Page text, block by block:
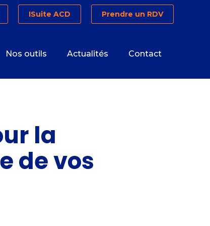
Prendre un RDV
ISuite ACD
Nos outils Actualités Contact
la
de vos